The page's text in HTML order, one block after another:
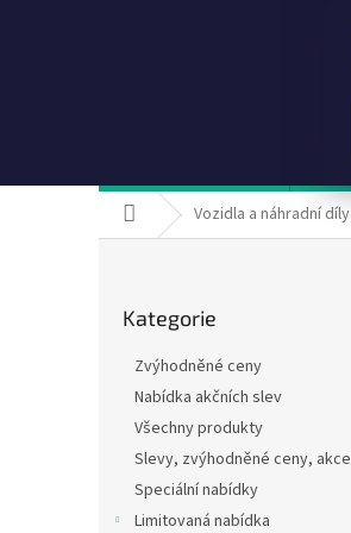
Domů Vozidla a náhradní díly
kategorie
Kategorie
Zvýhodněné ceny
Nabídka akčních slev
Všechny produkty
Slevy, zvýhodněné ceny, akce
Speciální nabídky
Limitovaná nabídka